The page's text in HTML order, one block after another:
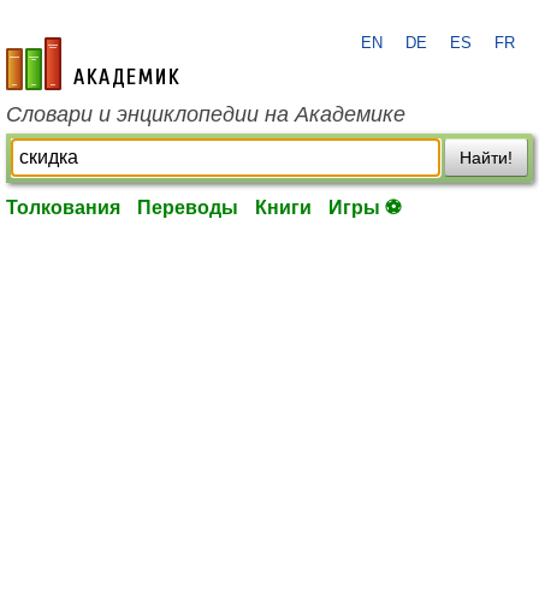
academic.ru
EN DE ES FR
Словари и энциклопедии на Академике
Найти!
Толкования Переводы Книги Игры ⚽